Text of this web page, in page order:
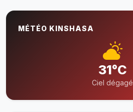
MÉTÉO KINSHASA
31°C
Ciel dégagé